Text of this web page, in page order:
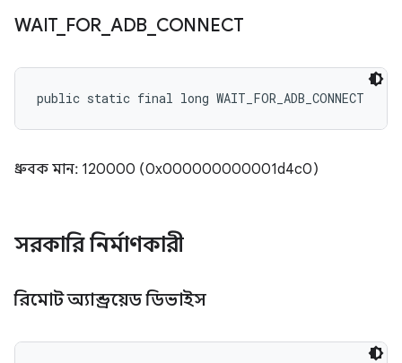
WAIT_ FOR ADB CONNECT
public static final long WAIT_FOR_ADB_CONNECT
ধ্রুবক মান: 120000 (0x000000000001d4c0)
সরকারি নির্মাণকারী
রিমোট অ্যান্ড্রয়েড ডিভাইস